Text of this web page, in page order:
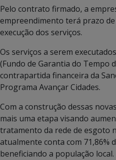
Pelo contrato firmado, a
empreendimento terá prazo
execução dos serviços.
Os serviços a serem
(Fundo de Garantia do Tempo
contrapartida financeira da
Programa Avançar Cidades.
Com a construção dessas
mais uma etapa visando
tratamento da rede de esgoto
atualmente conta com 71,86%
beneficiando a população local.